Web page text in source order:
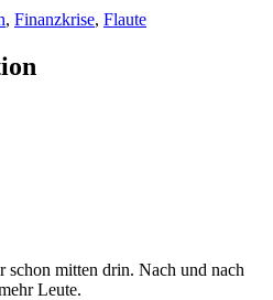
, Finanzkrise, Flaute
mitten drin. Nach und nach
Leute.